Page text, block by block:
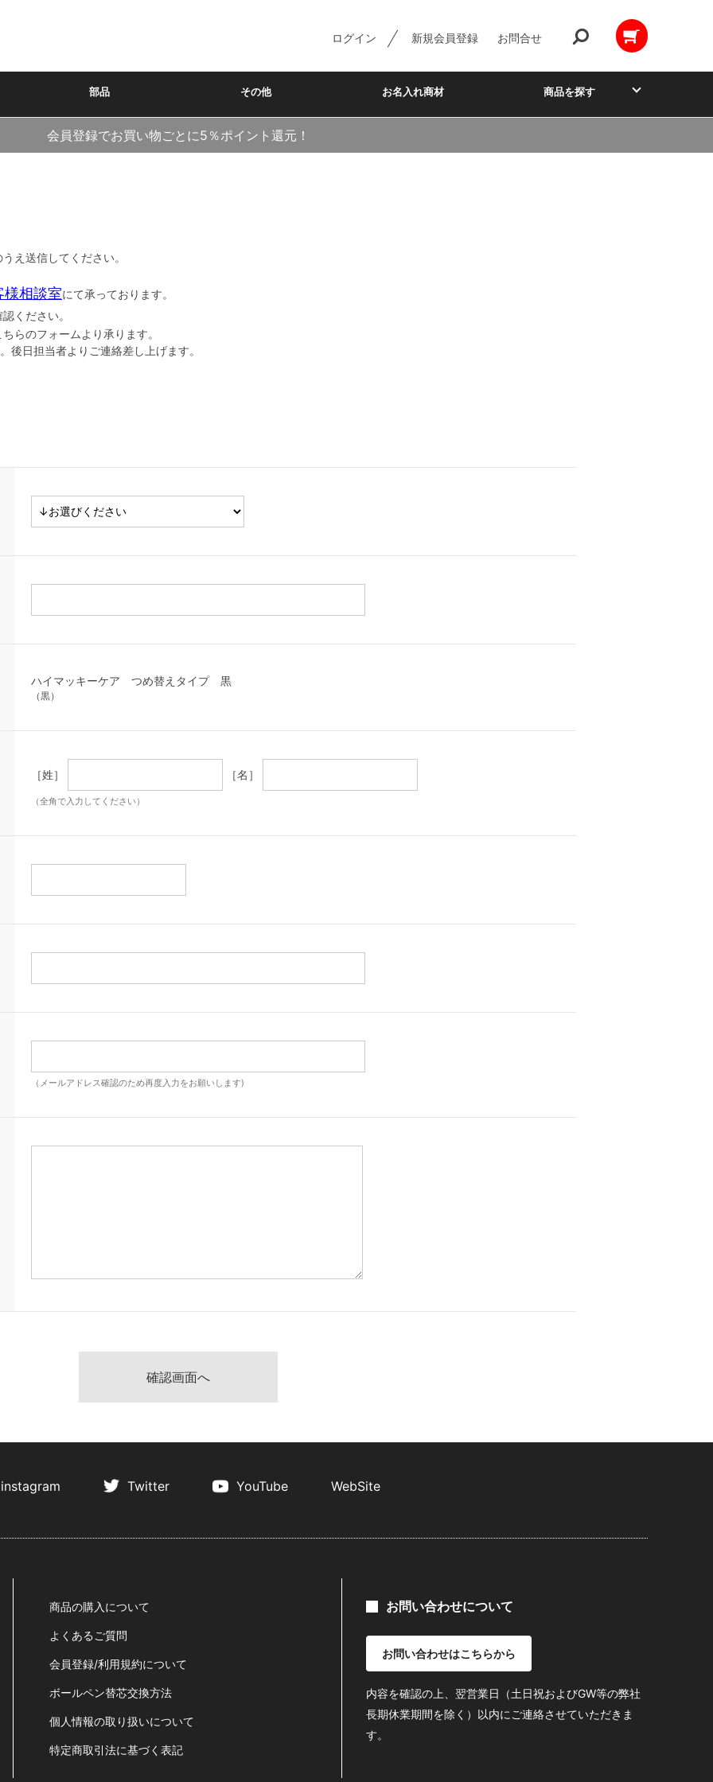
ログイン 新規会員登録 お問合せ
部品 その他 お名入れ商材 商品を探す
会員登録でお買い物ごとに5％ポイント還元！
え送信してください。
様相談室にて承っております。
ください。
らのフォームより承ります。
担当者よりご連絡差し上げます。
ハイマッキーケア つめ替えタイプ 黒
（黒）
［姓］ ［名］
（全角で入力してください）
（メールアドレス確認のため再度入力をお願いします)
instagram Twitter YouTube WebSite
商品の購入について
よくあるご質問
会員登録/利用規約について
ボールペン替芯交換方法
個人情報の取り扱いについて
特定商取引法に基づく表記
お問い合わせについて
お問い合わせはこちらから
内容を確認の上、翌営業日（土日祝およびGW等の弊社
長期休業期間を除く）以内にご連絡させていただきま
す。